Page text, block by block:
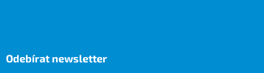
Odebírat newsletter